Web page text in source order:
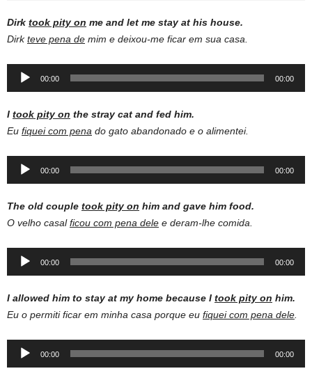
Dirk took pity on me and let me stay at his house.
Dirkteve pena de mim e deixou-me ficar em sua casa.
Audio
00:00 00:00
I took pity on the stray cat and fed him.
Eu fiquei com pena do gato abandonado e o alimentei.
Audio
00:00 00:00
The old couple took pity on him and gave him food.
O velho casalficou com pena dele e deram-lhe comida.
Audio
00:00 00:00
I allowed him to stay at my home because I took pity on him.
Eu o permiti ficar em minha casa porque eu fiquei com pena dele
Audio
00:00 00:00